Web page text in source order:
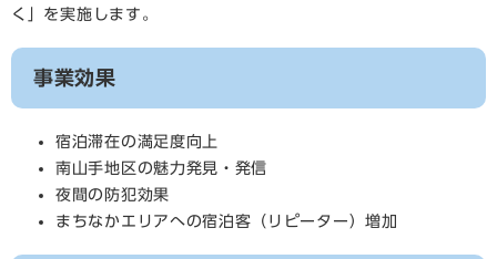
く」を実施します。
事業効果
宿泊滞在の満足度向上
南山手地区の魅力発見・発信
夜間の防犯効果
まちなかエリアへの宿泊客（リピーター）増加